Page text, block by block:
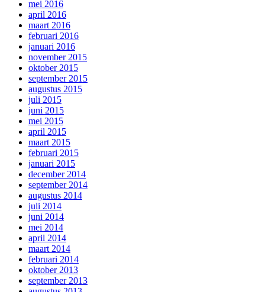
mei 2016
april 2016
maart 2016
februari 2016
januari 2016
november 2015
oktober 2015
september 2015
augustus 2015
juli 2015
juni 2015
mei 2015
april 2015
maart 2015
februari 2015
januari 2015
december 2014
september 2014
augustus 2014
juli 2014
juni 2014
mei 2014
april 2014
maart 2014
februari 2014
oktober 2013
september 2013